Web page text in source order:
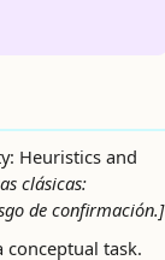
Heuristics and
clásicas:
de confirmación.]
conceptual task.